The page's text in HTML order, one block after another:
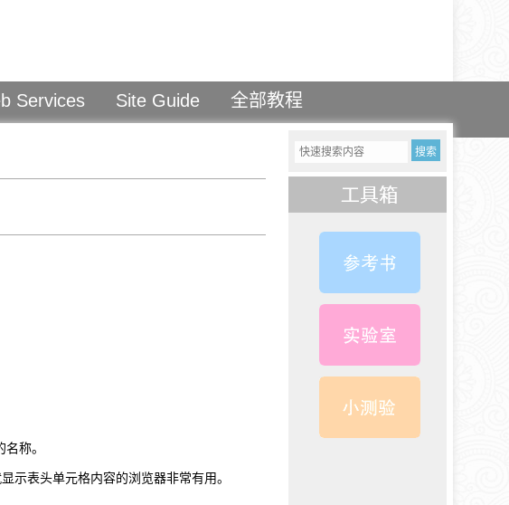
Services Site Guide 全部教程
称。
示表头单元格内容的浏览器非常有用。